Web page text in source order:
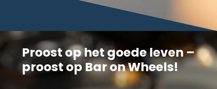
Proost op het goede leven –
proost op Bar on Wheels!